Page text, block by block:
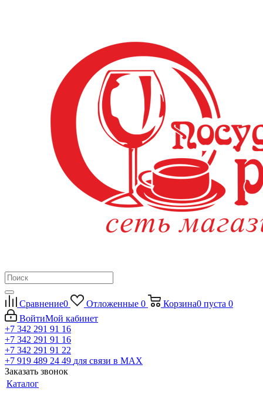
Сравнение0 Отложенные 0 Корзина0 пуста 0
ВойтиМой кабинет
+7 342 291 91 16
+7 342 291 91 16
+7 342 291 91 22
+7 919 489 24 49 для связи в МАХ
Заказать звонок
Каталог